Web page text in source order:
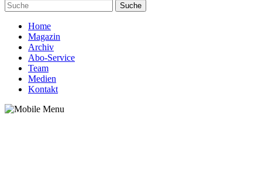
Home
Magazin
Archiv
Abo-Service
Team
Medien
Kontakt